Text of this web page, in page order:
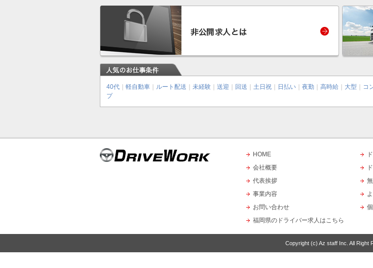
40代 軽自動車 ルート配送 未経験 送迎 回送 土日祝 日払い 夜勤 高時給 大型 コ
プ
HOME
会社概要
代表挨拶
事業内容
お問い合わせ
福岡県のドライバー求人はこちら
Copyright (c) Az staff Inc. All Right